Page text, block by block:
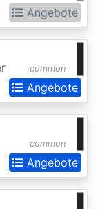
Angebote
common
Angebote
common
Angebote